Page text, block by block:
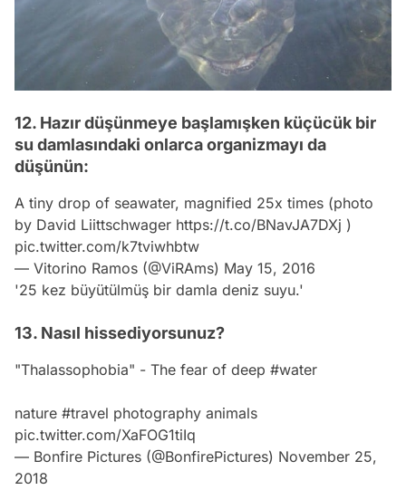
12. Hazır düşünmeye başlamışken küçücük bir
su damlasındaki onlarca organizmayı da
düşünün:
A tiny drop of seawater, magnified 25x times (photo
by David Liittschwager https://t.co/BNavJA7DXj )
pic.twitter.com/k7tviwhbtw
— Vitorino Ramos (@ViRAms) May 15, 2016
'25 kez büyütülmüş bir damla deniz suyu.'
13. Nasıl hissediyorsunuz?
"Thalassophobia" - The fear of deep #water
nature #travel photography animals
pic.twitter.com/XaFOG1tiIq
— Bonfire Pictures (@BonfirePictures) November 25,
2018